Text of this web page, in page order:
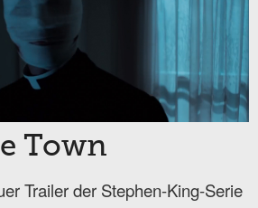
Town
Trailer der Stephen-King-Serie